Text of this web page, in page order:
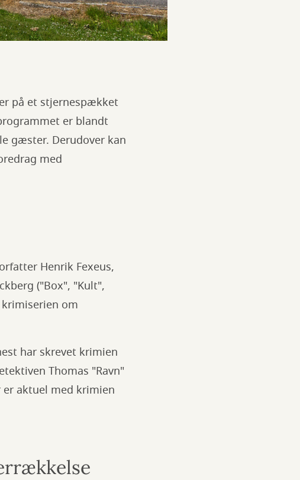
på et stjernespækket
er blandt
gæster. Derudover kan
med
Henrik Fexeus,
("Box", "Kult",
om
har skrevet krimien
Thomas "Ravn"
aktuel med krimien